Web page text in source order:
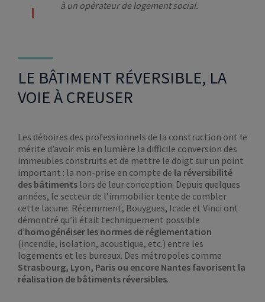
à un opérateur de logement social.
LE BÂTIMENT RÉVERSIBLE, LA
VOIE À CREUSER
Les déboires des professionnels de la construction ont le
mérite d’avoir mis en lumière la difficile conversion des
immeubles construits et de mettre le doigt sur un point
important : la non-prise en compte de la réversibilité
des bâtiments lors de leur conception. Depuis quelques
années, le secteur de l’immobilier tente de combler
cette lacune. Récemment, Bouygues, Icade et Vinci ont
démontré qu’il était techniquement possible
d’homogénéiser les normes de réglementation
(incendie, isolation, acoustique, etc.) entre les
logements et les bureaux. Des métropoles comme
Strasbourg, Lyon, Paris ou encore Nantes favorisent la
réalisation de bâtiments réversibles.